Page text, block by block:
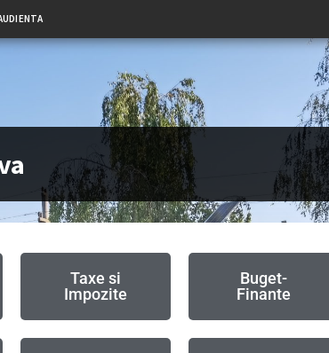
Taxe si
Impozite
Buget-
Finante